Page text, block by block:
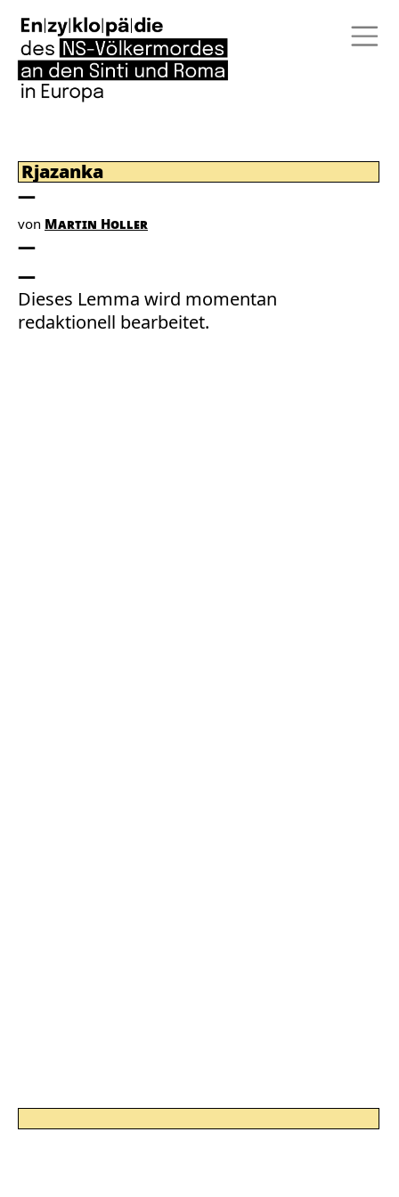
Rjazanka
von Martin Holler
Dieses Lemma wird momentan
redaktionell bearbeitet.